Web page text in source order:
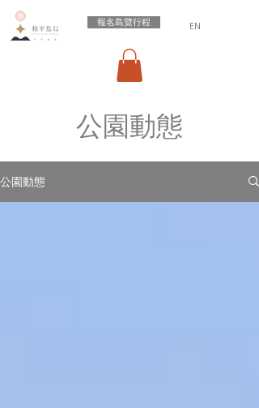
報名島覽行程 EN
​公園動態
公園動態